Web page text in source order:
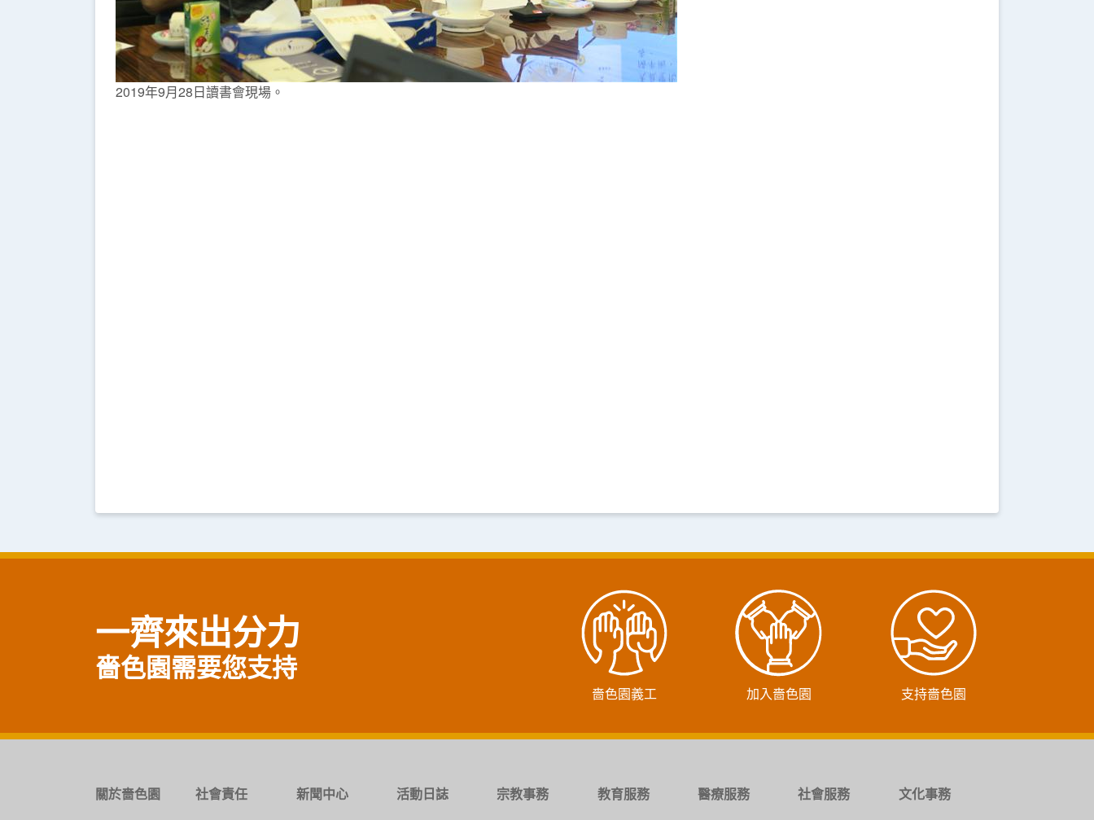
2019年9月28日讀書會現場。
一齊來出分力
嗇色園需要您支持
嗇色園義工 加入嗇色園 支持嗇色園
關於嗇色園 社會責任 新聞中心 活動日誌 宗教事務 教育服務 醫療服務 社會服務 文化事務